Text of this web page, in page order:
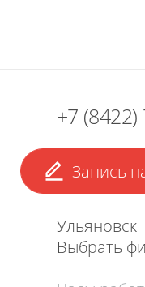
+7
Запись
Ульяновск
Выбрать